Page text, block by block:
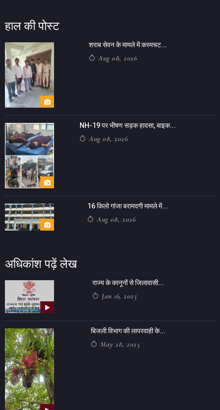
हाल की पोस्ट
शराब सेवन के मामले में करमचट...
Aug 08, 2026
NH-19 पर भीषण सड़क हादसा, बाइक...
Aug 08, 2026
16 किलो गांजा बरामदगी मामले में...
Aug 08, 2026
अधिकांश पढ़ें लेख
राज्य के कानूनों से जिलावासी...
Jan 16, 2025
बिजली विभाग की लापरवाही के...
May 28, 2025